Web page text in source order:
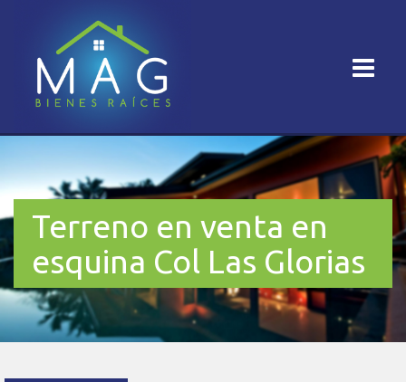
Terreno en venta en
esquina Col Las Glorias